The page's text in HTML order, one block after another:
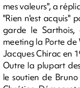
mes valeurs", a
"Rien n'est acquis"
garde le
meeting la Porte de
Jacques Chirac en
Outre la plupart
le soutien de